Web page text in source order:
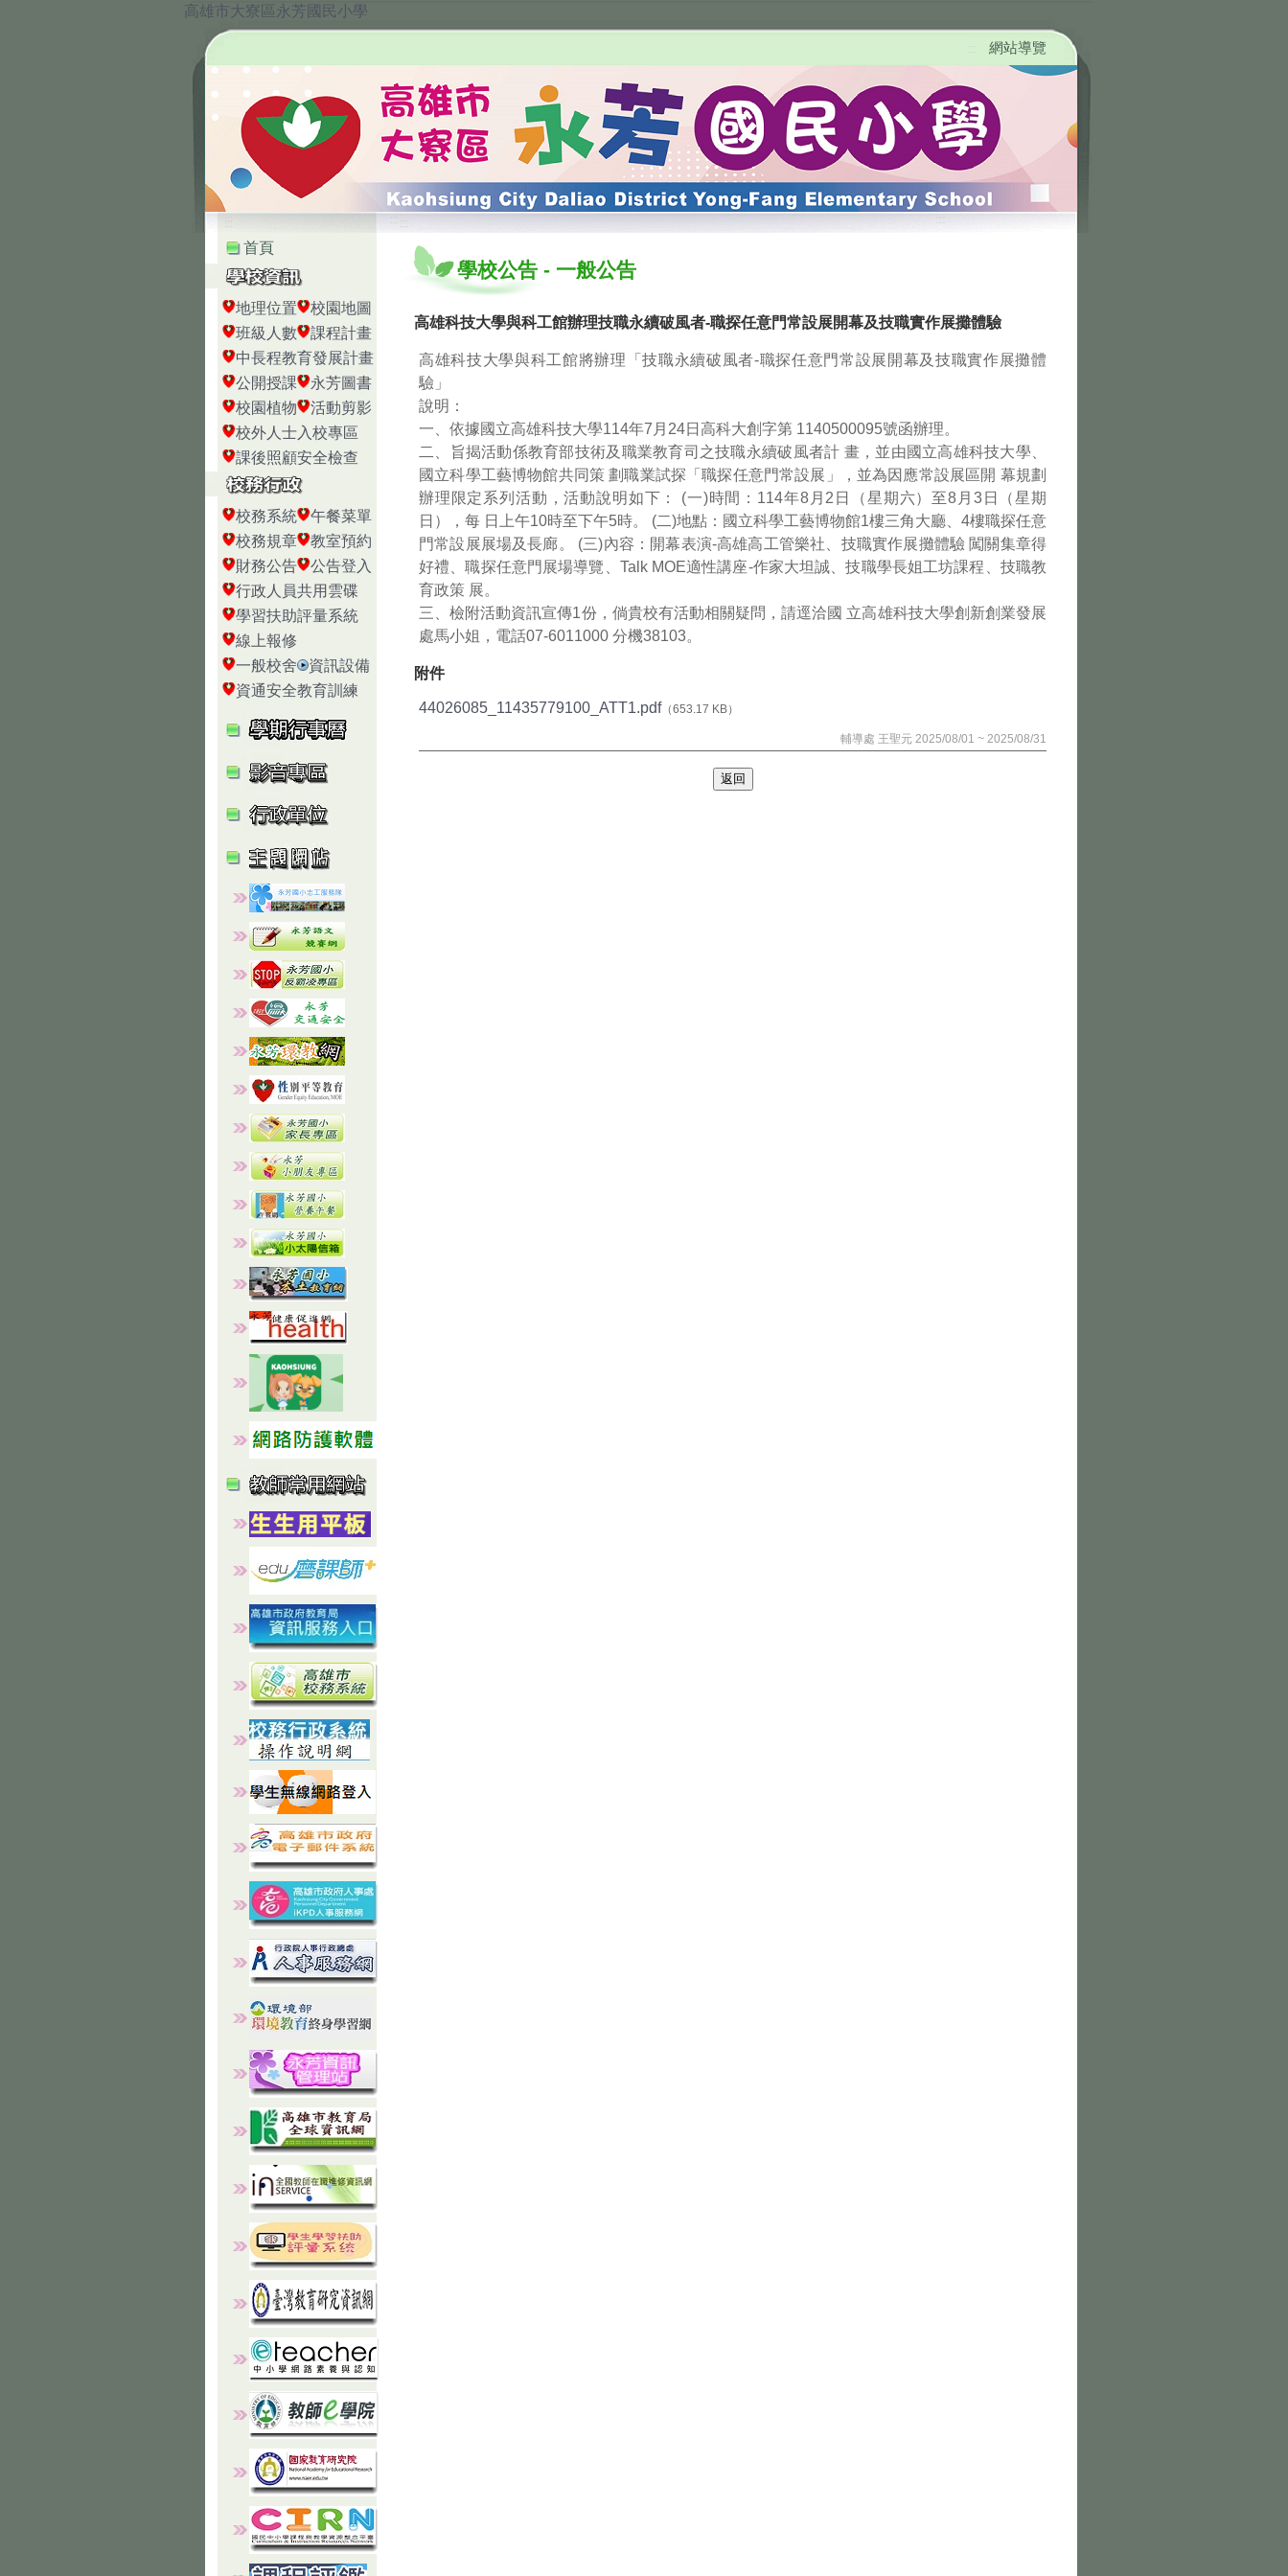
::: 網站導覽
高雄市大寮區永芳國民小學
:::
首頁
地理位置
校園地圖
班級人數
課程計畫
中長程教育發展計畫
公開授課
永芳圖書
校園植物
活動剪影
校外人士入校專區
課後照顧安全檢查
校務系統
午餐菜單
校務規章
教室預約
財務公告
公告登入
行政人員共用雲碟
學習扶助評量系統
線上報修
一般校舍
資訊設備
資通安全教育訓練
:::
學校公告 - 一般公告
高雄科技大學與科工館辦理技職永續破風者-職探任意門常設展開幕及技職實作展攤體驗
高雄科技大學與科工館將辦理「技職永續破風者-職探任意門常設展開幕及技職實作展攤體
驗」
說明：
一、依據國立高雄科技大學114年7月24日高科大創字第 1140500095號函辦理。
二、旨揭活動係教育部技術及職業教育司之技職永續破風者計 畫，並由國立高雄科技大學、
國立科學工藝博物館共同策 劃職業試探「職探任意門常設展」，並為因應常設展區開 幕規劃
辦理限定系列活動，活動說明如下： (一)時間：114年8月2日（星期六）至8月3日（星期
日），每 日上午10時至下午5時。 (二)地點：國立科學工藝博物館1樓三角大廳、4樓職探任意
門常設展展場及長廊。 (三)內容：開幕表演-高雄高工管樂社、技職實作展攤體驗 闖關集章得
好禮、職探任意門展場導覽、Talk MOE適性講座-作家大坦誠、技職學長姐工坊課程、技職教
育政策 展。
三、檢附活動資訊宣傳1份，倘貴校有活動相關疑問，請逕洽國 立高雄科技大學創新創業發展
處馬小姐，電話07-6011000 分機38103。
附件
44026085_11435779100_ATT1.pdf（653.17 KB）
輔導處 王聖元 2025/08/01 ~ 2025/08/31
返回